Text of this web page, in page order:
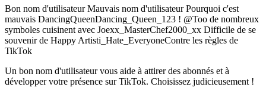
Bon nom d'utilisateur Mauvais nom d'utilisateur Pourquoi c'est
mauvais DancingQueenDancing_Queen_123 ! @Too de nombreux
symboles cuisinent avec Joexx_MasterChef2000_xx Difficile de se
souvenir de Happy Artisti_Hate_EveryoneContre les règles de
TikTok
Un bon nom d'utilisateur vous aide à attirer des abonnés et à
développer votre présence sur TikTok. Choisissez judicieusement !